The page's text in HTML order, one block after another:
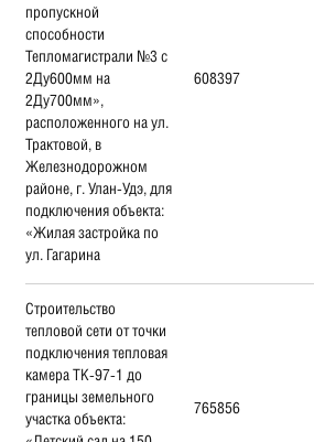
пропускной
способности
Тепломагистрали №3 с
2Ду600мм на
2Ду700мм»,
расположенного на ул.
Трактовой, в
Железнодорожном
районе, г. Улан-Удэ, для
подключения объекта:
«Жилая застройка по
ул. Гагарина
608397
Строительство
тепловой сети от точки
подключения тепловая
камера ТК-97-1 до
границы земельного
участка объекта:
765856